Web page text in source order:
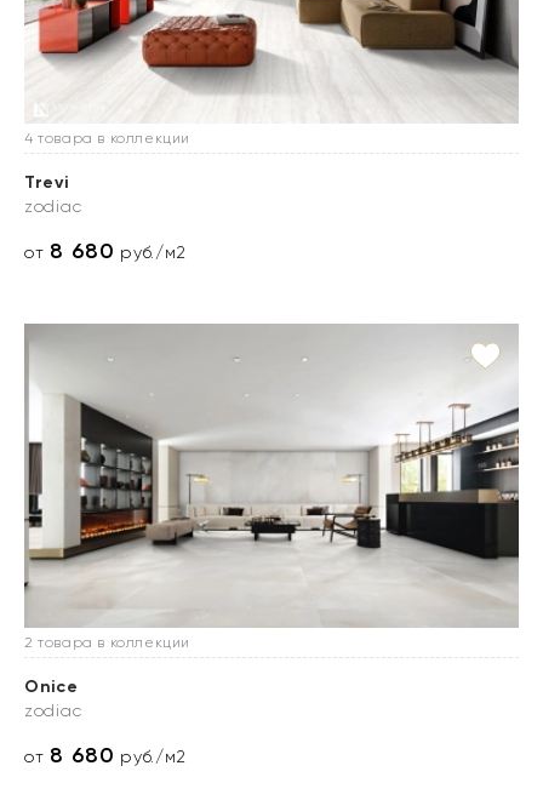
4 товара в коллекции
Trevi
zodiac
от 8 680 руб./м2
2 товара в коллекции
Onice
zodiac
от 8 680 руб./м2